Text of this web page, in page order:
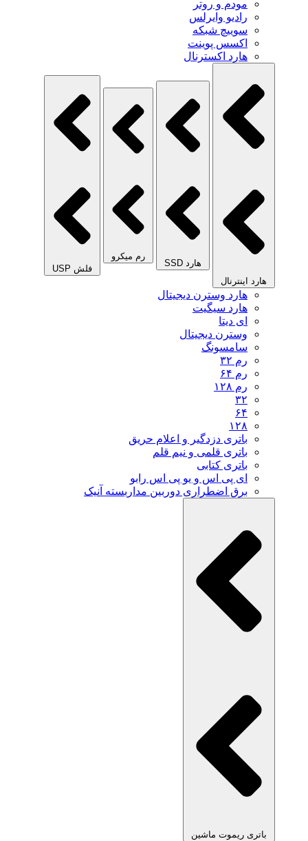
مودم و روتر
رادیو وایرلس
سوییچ شبکه
اکسس پوینت
هارد اکسترنال
هارد اینترنال
هارد SSD
رم میکرو
فلش USP
هارد وسترن دیجیتال
هارد سیگیت
ای دیتا
وسترن دیجیتال
سامسونگ
رم ۳۲
رم ۶۴
رم ۱۲۸
۳۲
۶۴
۱۲۸
باتری دزدگیر و اعلام حریق
باتری قلمی و نیم قلم
باتری کتابی
ای پی اس و یو پی اس رابو
برق اضطراری دوربین مداربسته آنیک
باتری ریموت ماشین